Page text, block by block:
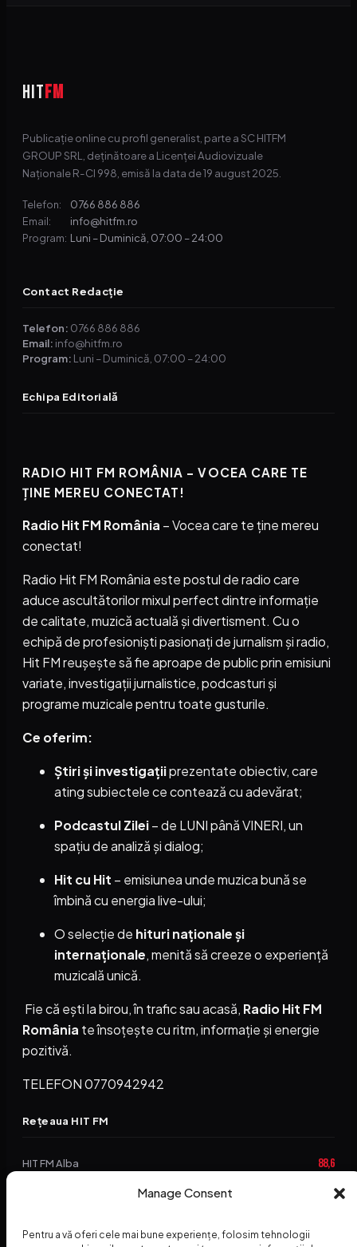
Manage Consent
Pentru a vă oferi cele mai bune experiențe, folosim tehnologii
HITFM
Publicație online cu profil generalist, parte a SC HITFM
GROUP SRL, deținătoare a Licenței Audiovizuale
Naționale R-CI 998, emisă la data de 19 august 2025.
Telefon: 0766 886 886
Email: info@hitfm.ro
Program: Luni – Duminică, 07:00 – 24:00
Contact Redacție
Telefon: 0766 886 886
Email: info@hitfm.ro
Program: Luni – Duminică, 07:00 – 24:00
Echipa Editorială
RADIO HIT FM ROMÂNIA – VOCEA CARE TE
ȚINE MEREU CONECTAT!
Radio Hit FM România – Vocea care te ține mereu
conectat!
Radio Hit FM România este postul de radio care
aduce ascultătorilor mixul perfect dintre informație
de calitate, muzică actuală și divertisment. Cu o
echipă de profesioniști pasionați de jurnalism și radio,
Hit FM reușește să fie aproape de public prin emisiuni
variate, investigații jurnalistice, podcasturi și
programe muzicale pentru toate gusturile.
Ce oferim:
Știri și investigațiiprezentate obiectiv, care
ating subiectele ce contează cu adevărat;
Podcastul Zilei– de LUNI până VINERI, un
spațiu de analiză și dialog;
Hit cu Hit – emisiunea unde muzica bună se
îmbină cu energia live-ului;
O selecție de hituri naționale și
internaționale, menită să creeze o experiență
muzicală unică.
Fie că ești la birou, în trafic sau acasă, Radio Hit FM
România te însoțește cu ritm, informație și energie
pozitivă.
TELEFON 0770942942
Rețeaua HIT FM
HIT FM Alba 88,6
94,2